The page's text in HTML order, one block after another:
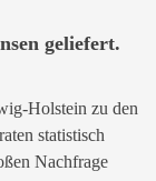
geliefert.
Holstein zu den
statistisch
Nachfrage